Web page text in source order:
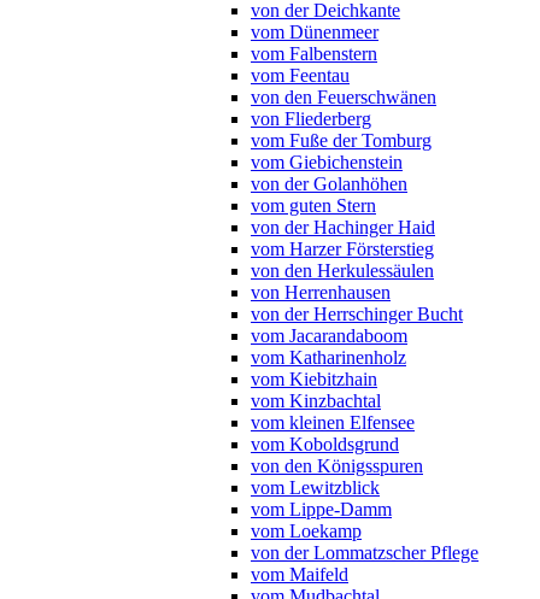
von der Deichkante
vom Dünenmeer
vom Falbenstern
vom Feentau
von den Feuerschwänen
von Fliederberg
vom Fuße der Tomburg
vom Giebichenstein
von der Golanhöhen
vom guten Stern
von der Hachinger Haid
vom Harzer Försterstieg
von den Herkulessäulen
von Herrenhausen
von der Herrschinger Bucht
vom Jacarandaboom
vom Katharinenholz
vom Kiebitzhain
vom Kinzbachtal
vom kleinen Elfensee
vom Koboldsgrund
von den Königsspuren
vom Lewitzblick
vom Lippe-Damm
vom Loekamp
von der Lommatzscher Pflege
vom Maifeld